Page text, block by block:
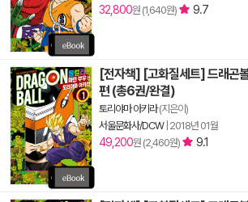
32,800원 (1,640원) 9.7
[전자책] [고화질세트] 드래곤
편 (총6권/완결)
토리야마 아키라(지은이)
서울문화사/DCW| 2018년 01월
49,200원 (2,460원) 9.1